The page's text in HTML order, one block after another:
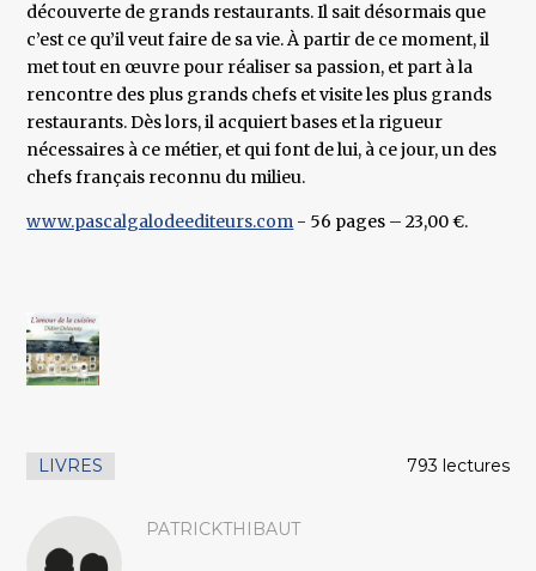
découverte de grands restaurants. Il sait désormais que
c’est ce qu’il veut faire de sa vie. À partir de ce moment, il
met tout en œuvre pour réaliser sa passion, et part à la
rencontre des plus grands chefs et visite les plus grands
restaurants. Dès lors, il acquiert bases et la rigueur
nécessaires à ce métier, et qui font de lui, à ce jour, un des
chefs français reconnu du milieu.
www.pascalgalodeediteurs.com - 56 pages – 23,00 €.
LIVRES 793 lectures
PATRICKTHIBAUT